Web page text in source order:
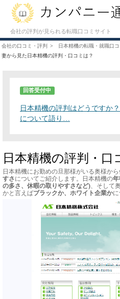
会社の評判が見られる転職口コミサイト
会社の口コミ・評判
日本精機の転職・就職口
妻から見た日本精機の評判・口コミは？
回答受付中
日本精機の評判はどうですか
について語り…
日本精機の評判・口
日本精機にお勤めの旦那様がいる奥様から
すさ についてご紹介します。日本精機の
の多さ、休暇の取りやすさなど)、そして
かと言えばブラックか、ホワイト企業かに